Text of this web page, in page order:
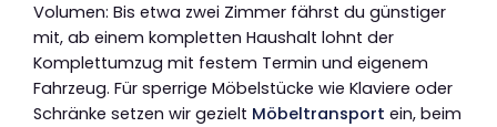
Volumen: Bis etwa zwei Zimmer fährst du günstiger
mit, ab einem kompletten Haushalt lohnt der
Komplettumzug mit festem Termin und eigenem
Fahrzeug. Für sperrige Möbelstücke wie Klaviere oder
Schränke setzen wir gezielt Möbeltransport ein, beim